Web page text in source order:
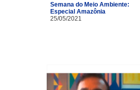
Semana do Meio Ambiente:
Especial Amazônia
25/05/2021